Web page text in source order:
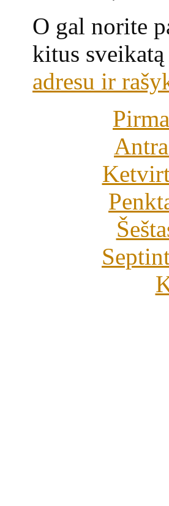
O gal norite
kitus
adresu ir